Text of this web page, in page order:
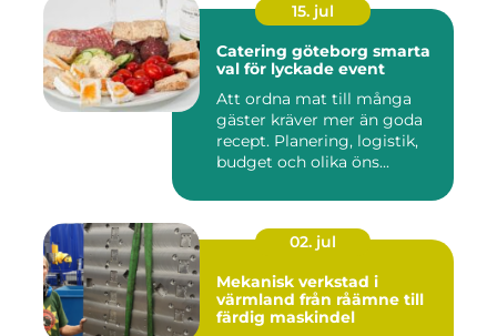
15. jul
Catering göteborg smarta
val för lyckade event
Att ordna mat till många
gäster kräver mer än goda
recept. Planering, logistik,
budget och olika öns...
02. jul
Mekanisk verkstad i
värmland från råämne till
färdig maskindel